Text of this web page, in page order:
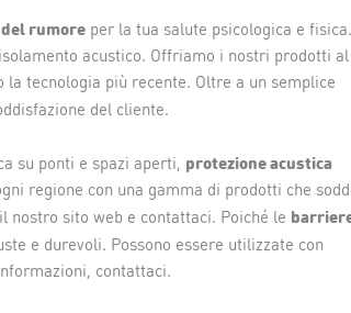
rumore per la tua salute psicologica e
acustico. Offriamo i nostri prodotti
tecnologia più recente. Oltre a un semplice
del cliente.
su ponti e spazi aperti, protezione acustica
regione con una gamma di prodotti che
sito web e contattaci. Poiché le
e durevoli. Possono essere utilizzate con
contattaci.